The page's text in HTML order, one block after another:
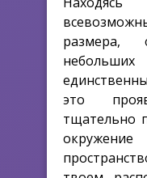
размера,
это
тщательно